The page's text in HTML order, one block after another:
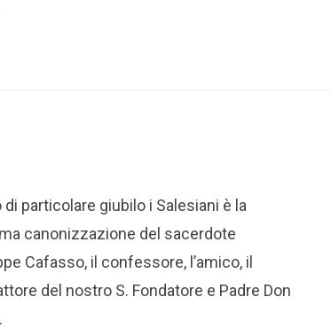
di particolare giubilo i Salesiani è la
canonizzazione del sacerdote
Cafasso, il confessore, l’amico, il
del nostro S. Fondatore e Padre Don